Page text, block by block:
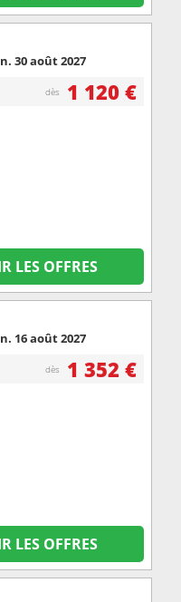
30 août 2027
dès 1 120 €
LES OFFRES
16 août 2027
dès 1 352 €
LES OFFRES